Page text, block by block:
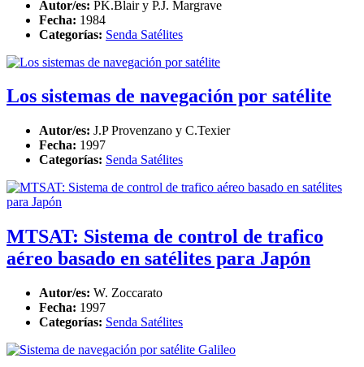
Autor/es: PK.Blair y P.J. Margrave
Fecha: 1984
Categorías: Senda Satélites
Los sistemas de navegación por satélite
Autor/es: J.P Provenzano y C.Texier
Fecha: 1997
Categorías: Senda Satélites
MTSAT: Sistema de control de trafico
aéreo basado en satélites para Japón
Autor/es: W. Zoccarato
Fecha: 1997
Categorías: Senda Satélites